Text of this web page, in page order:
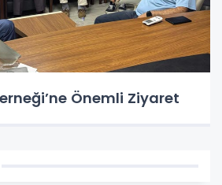
Önemli Ziyaret